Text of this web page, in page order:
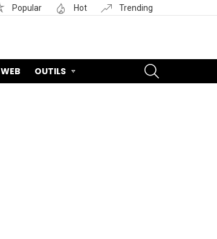
Popular Hot Trending
WEB OUTILS